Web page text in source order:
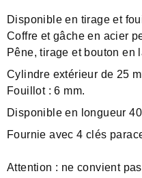
Disponible en tirage et
Coffre et gâche en acier
Pêne, tirage et bouton en
Cylindre extérieur de 25
Fouillot : 6 mm.
Disponible en longueur
Fournie avec 4 clés
Attention : ne convient